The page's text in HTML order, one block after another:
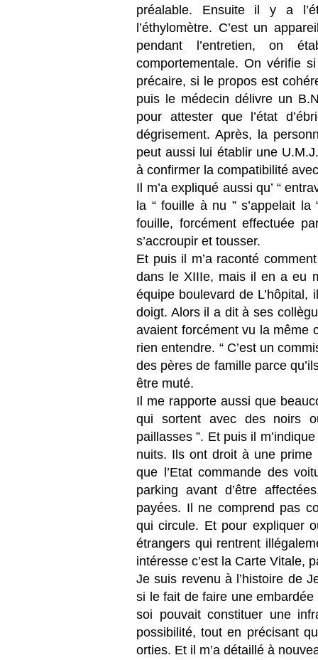
préalable. Ensuite il y a
l’éthylomètre. C’est un
pendant l’entretien, on
comportementale. On vérifie
précaire, si le propos est
puis le médecin délivre un
pour attester que l’état
dégrisement. Après, la
peut aussi lui établir une
à confirmer la compatibilité
Il m’a expliqué aussi qu’ “
la “ fouille à nu ” s’appelait
fouille, forcément effectuée
s’accroupir et tousser.
Et puis il m’a raconté
dans le XIIIe, mais il en a eu
équipe boulevard de
doigt. Alors il a dit à ses
avaient forcément vu la même
rien entendre. “ C’est un
des pères de famille parce
être muté.
Il me rapporte aussi que
qui sortent avec des noirs
paillasses ”. Et puis il
nuits. Ils ont droit à une
que l’Etat commande des
parking avant d’être
payées. Il ne comprend pas
qui circule. Et pour expliquer
étrangers qui rentrent
intéresse c’est la Carte Vitale,
Je suis revenu à l’histoire de
si le fait de faire une
soi pouvait constituer une
possibilité, tout en précisant
orties. Et il m’a détaillé à